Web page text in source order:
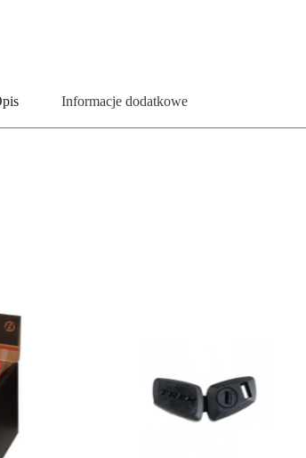
Informacje dodatkowe